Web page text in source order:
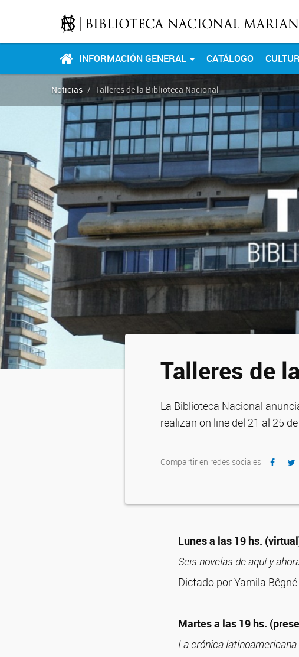
INFORMACIÓN GENERAL CATÁLOGO
Noticias Talleres de la Biblioteca Nacional
Talleres de
La Biblioteca Nacional
realizan on line del 21 al 25
Compartir en redes sociales
Lunes a las 19 hs.
Seis novelas de aquí y
Dictado por Yamila Bêgné
Martes a las 19 hs.
La crónica